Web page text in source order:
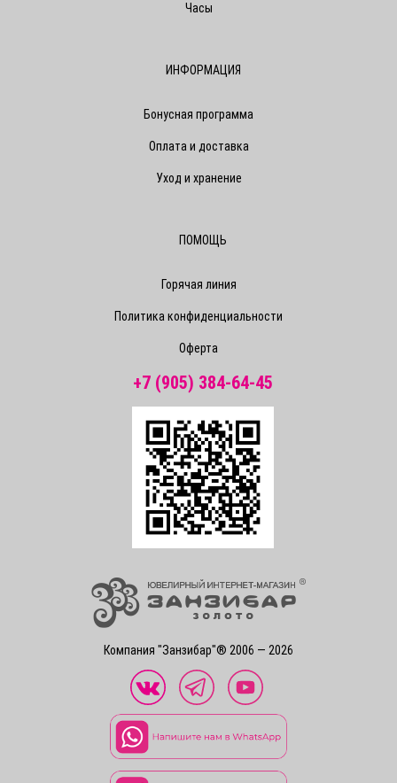
Компания "Занзибар"® 2006 — 2026
Часы
ИНФОРМАЦИЯ
Бонусная программа
Оплата и доставка
Уход и хранение
ПОМОЩЬ
Горячая линия
Политика конфиденциальности
Оферта
+7 (905) 384-64-45